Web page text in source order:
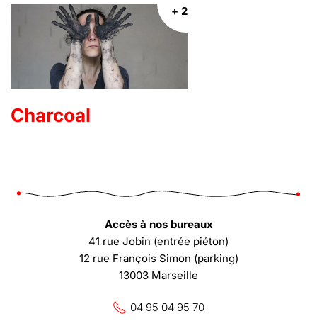
+ 2
Charcoal
Accès à nos bureaux
41 rue Jobin (entrée piéton)
12 rue François Simon (parking)
13003 Marseille
04 95 04 95 70